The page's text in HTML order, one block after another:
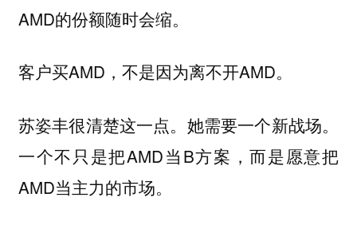
AMD的份额随时会缩。
客户买AMD，不是因为离不开AMD。
苏姿丰很清楚这一点。她需要一个新战场。
一个不只是把AMD当B方案，而是愿意把
AMD当主力的市场。